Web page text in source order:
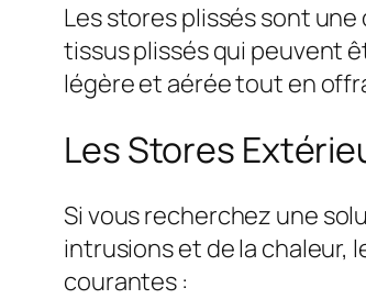
Les stores plissés sont
tissus plissés qui peuvent
légère et aérée tout en
Les Stores
Si vous recherchez une
intrusions et de la chaleur,
courantes :